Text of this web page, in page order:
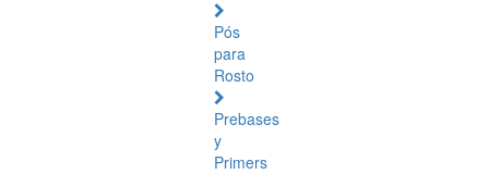
Pós
para
Rosto
Prebases
y
Primers